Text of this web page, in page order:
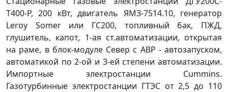
Т400-Р, 200 кВт, двигатель ЯМЗ-7514.10, генератор
Leroy Somer или ГС200, топливный бак, ПЖД,
глушитель, капот, 1-ая ст.автоматизации, открытая
на раме, в блок-модуле Север с АВР - автозапуском,
автоматикой по 2-ой и 3-ей степени автоматизации.
Импортные электростанции Cummins.
Газотурбинные электростанции ГТЭС от 2,5 до 110